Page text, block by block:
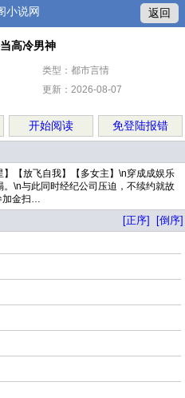
小说网 返回
高冷男神
类型：都市言情
更新：2026-08-07
开始阅读 免登陆报错
】【放飞自我】【多女主】\n穿成成娱乐
\n与此同时经纪公司压迫，不续约就故
加金扫…
[正序] [倒序]